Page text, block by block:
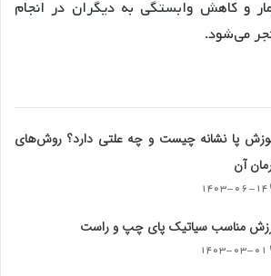
و کاهش وابستگی به دیگران در انجام
می‌شود.
پا نشانه چیست و چه علتی دارد؟ روش‌های
آن
۱۴۰۳-۰۶-۱۴
مناسب سیاتیک پای چپ و راست
۱۴۰۳-۰۳-۰۱